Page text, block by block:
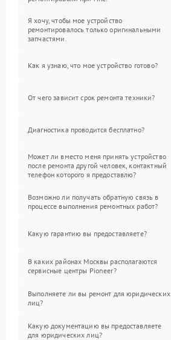
Я хочу, чтобы мое устройство
ремонтировалось только оригинальными
запчастями.
Как я узнаю, что мое устройство готово?
От чего зависит срок ремонта техники?
Диагностика проводится бесплатно?
Может ли вместо меня принять устройство
после ремонта другой человек, контактный
телефон которого я предоставлю?
Возможно ли получать обратную связь в
процессе выполнения ремонтных работ?
Какую гарантию вы предоставляете?
В каких районах Москвы располагаются
сервисные центры Pioneer?
Выполняете ли вы ремонт для юридических
лиц?
Какую документацию вы предоставляете
для юридических лиц?